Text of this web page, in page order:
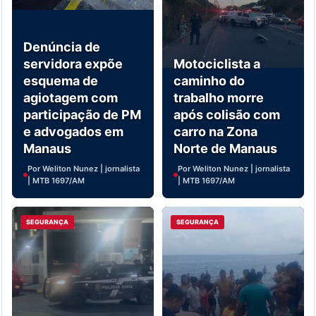
Denúncia de
servidora expõe
esquema de
agiotagem com
participação de PM
e advogados em
Manaus
Por Weliton Nunez | jornalista
| MTB 1697/AM
Motociclista a
caminho do
trabalho morre
após colisão com
carro na Zona
Norte de Manaus
Por Weliton Nunez | jornalista
| MTB 1697/AM
SEGURANÇA SEGURANÇA